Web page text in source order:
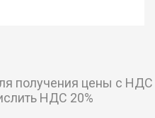
получения цены с НДС
НДС 20%